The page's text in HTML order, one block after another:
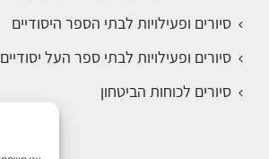
סיורים ופעילויות לבתי הספר היסודיים
סיורים ופעילויות לבתי ספר העל יסודיים
סיורים לכוחות הביטחון